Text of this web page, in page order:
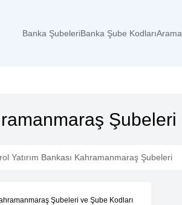
Banka ŞubeleriBanka Şube KodlarıArama
Şubeleri
Yatırım Bankası Kahramanmaraş Şubeleri
Şubeleri ve Şube Kodları